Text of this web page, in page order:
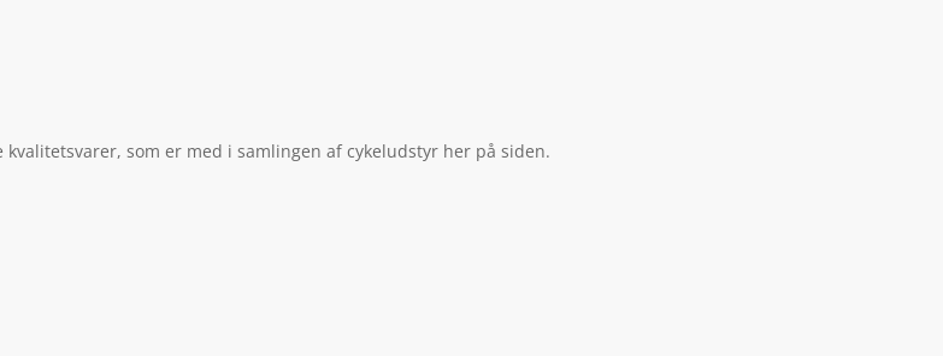
som er med i samlingen af cykeludstyr her på siden.